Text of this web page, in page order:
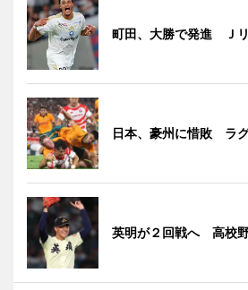
町田、大勝で発進 Ｊ
日本、豪州に惜敗 ラ
英明が２回戦へ 高校